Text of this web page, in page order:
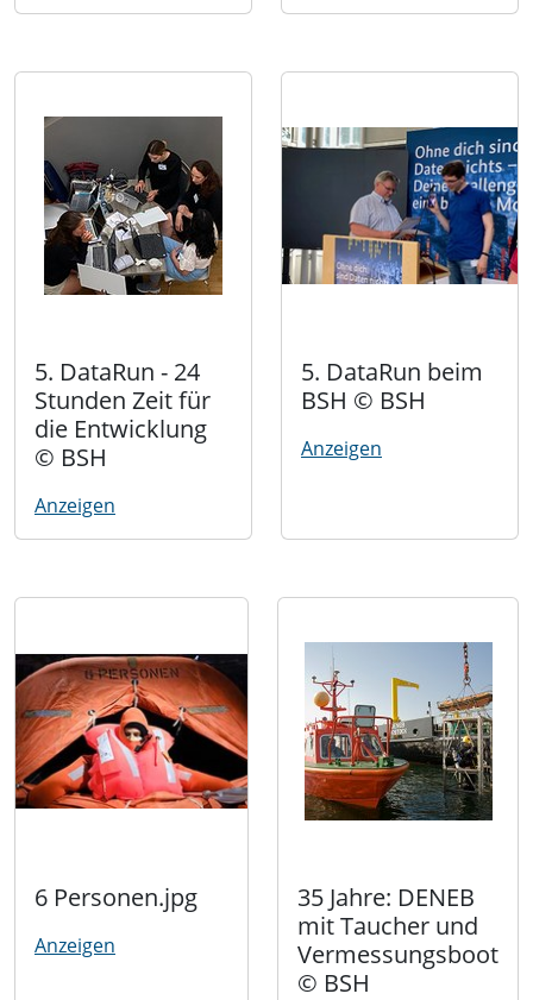
5. DataRun - 24
Stunden Zeit für
die Entwicklung
© BSH
Anzeigen
5. DataRun beim
BSH © BSH
Anzeigen
6 Personen.jpg
Anzeigen
35 Jahre: DENEB
mit Taucher und
Vermessungsboot
© BSH